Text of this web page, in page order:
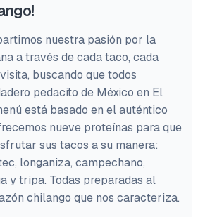
nuestra pasión por la
a través de cada taco, cada
buscando que todos
pedacito de México en El
está basado en el auténtico
nueve proteínas para que
sus tacos a su manera:
longaniza, campechano,
y tripa. Todas preparadas al
chilango que nos caracteriza.